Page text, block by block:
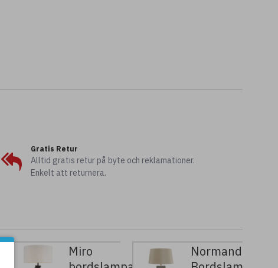
Gratis Retur
Alltid gratis retur på byte och reklamationer.
Enkelt att returnera.
Miro
Normandie